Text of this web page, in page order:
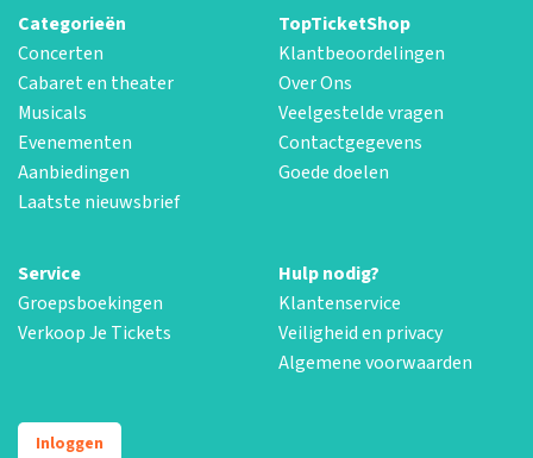
Categorieën
Concerten
Cabaret en theater
Musicals
Evenementen
Aanbiedingen
Laatste nieuwsbrief
TopTicketShop
Klantbeoordelingen
Over Ons
Veelgestelde vragen
Contactgegevens
Goede doelen
Service
Groepsboekingen
Verkoop Je Tickets
Hulp nodig?
Klantenservice
Veiligheid en privacy
Algemene voorwaarden
Inloggen